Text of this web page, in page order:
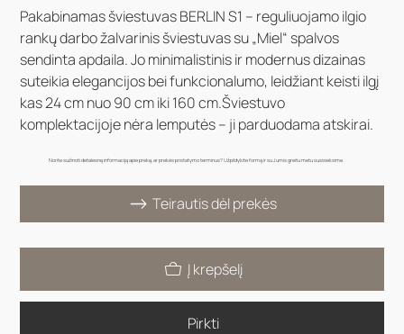
Pakabinamas šviestuvas BERLIN S1 – reguliuojamo ilgio
rankų darbo žalvarinis šviestuvas su „Miel“ spalvos
sendinta apdaila. Jo minimalistinis ir modernus dizainas
suteikia elegancijos bei funkcionalumo, leidžiant keisti ilgį
kas 24 cm nuo 90 cm iki 160 cm.Šviestuvo
komplektacijoje nėra lemputės – ji parduodama atskirai.
Norite sužinoti detalesnę informaciją apie prekę, ar prekės pristatymo terminus? Užpildykite formą ir su Jumis greitu metu susisieksime.
Teirautis dėl prekės
Į krepšelį
Pirkti